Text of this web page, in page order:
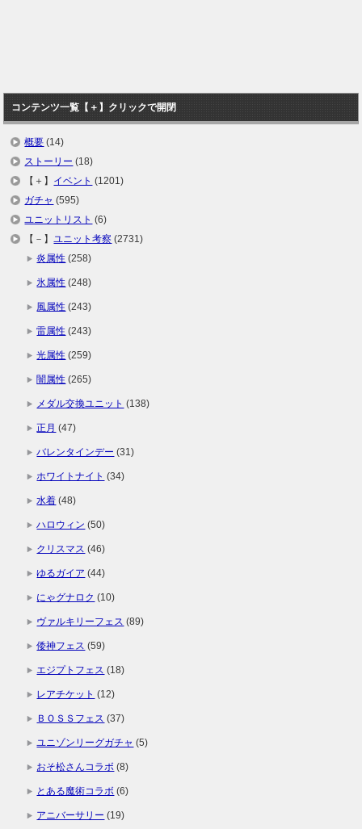
コンテンツ一覧【＋】クリックで開閉
概要 (14)
ストーリー (18)
【＋】 イベント (1201)
ガチャ (595)
ユニットリスト (6)
【－】ユニット考察 (2731)
炎属性 (258)
氷属性 (248)
風属性 (243)
雷属性 (243)
光属性 (259)
闇属性 (265)
メダル交換ユニット (138)
正月 (47)
バレンタインデー (31)
ホワイトナイト (34)
水着 (48)
ハロウィン (50)
クリスマス (46)
ゆるガイア (44)
にゃグナロク (10)
ヴァルキリーフェス (89)
倭神フェス (59)
エジプトフェス (18)
レアチケット (12)
ＢＯＳＳフェス (37)
ユニゾンリーグガチャ (5)
おそ松さんコラボ (8)
とある魔術コラボ (6)
アニバーサリー (19)